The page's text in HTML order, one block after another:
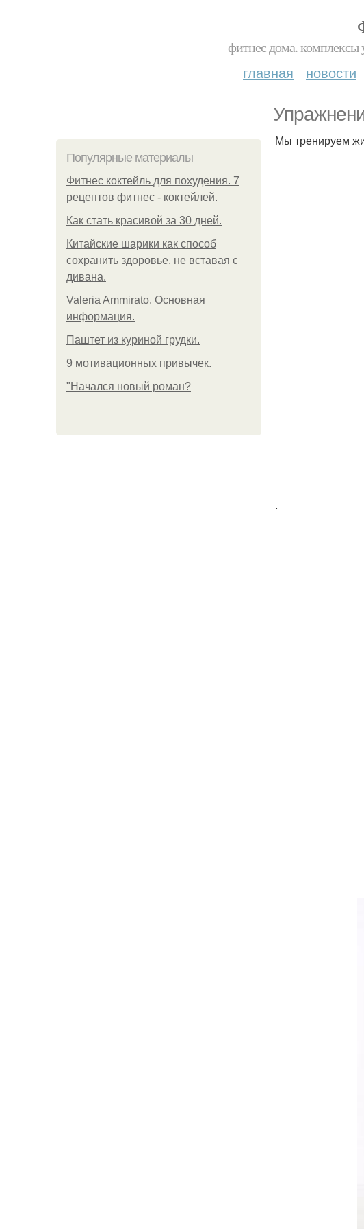
фитнес дома. комплексы
главная новости
Популярные материалы
Фитнес коктейль для похудения. 7
рецептов фитнес - коктейлей.
Как стать красивой за 30 дней.
Китайские шарики как способ
сохранить здоровье, не вставая с
дивана.
Valeria Ammirato. Основная
информация.
Паштет из куриной грудки.
9 мотивационных привычек.
"Начался новый роман?
Мы тренируем
.